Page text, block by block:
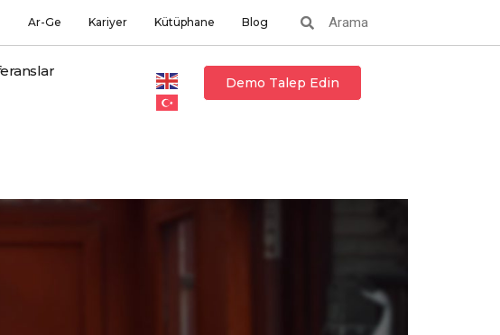
Ar-Ge Kariyer Kütüphane Blog
Demo Talep Edin